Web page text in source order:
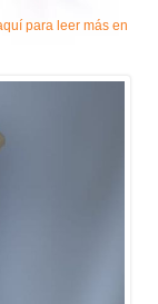
para leer más en